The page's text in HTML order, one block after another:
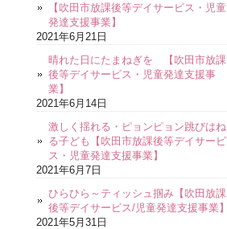
【吹田市放課後等デイサービス・児童
発達支援事業】
2021年6月21日
晴れた日にたまねぎを 【吹田市放課
後等デイサービス・児童発達支援事
業】
2021年6月14日
激しく揺れる・ピョンピョン跳びはね
る子ども【吹田市放課後等デイサービ
ス・児童発達支援事業】
2021年6月7日
ひらひら～ティッシュ掴み【吹田放課
後等デイサービス/児童発達支援事業】
2021年5月31日